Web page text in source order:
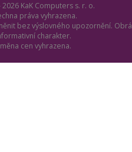
KaK Computers s. r. o.
práva vyhrazena.
bez výslovného upozornění.
charakter.
cen vyhrazena.